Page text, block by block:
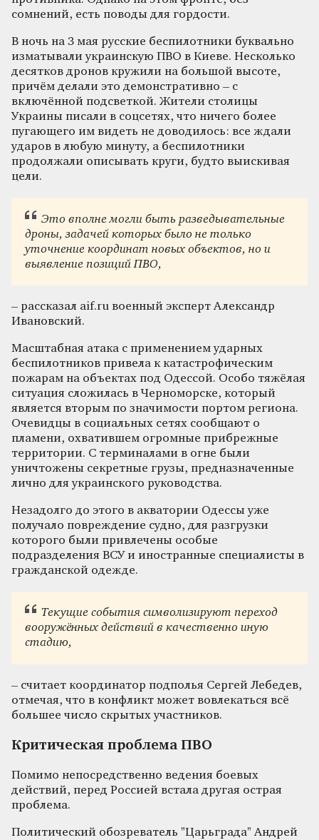
сомнений, есть поводы для гордости.
В ночь на 3 мая русские беспилотники буквально
изматывали украинскую ПВО в Киеве. Несколько
десятков дронов кружили на большой высоте,
причём делали это демонстративно – с
включённой подсветкой. Жители столицы
Украины писали в соцсетях, что ничего более
пугающего им видеть не доводилось: все ждали
ударов в любую минуту, а беспилотники
продолжали описывать круги, будто выискивая
цели.
Это вполне могли быть разведывательные
дроны, задачей которых было не только
уточнение координат новых объектов, но и
выявление позиций ПВО,
– рассказал aif.ru военный эксперт Александр
Ивановский.
Масштабная атака с применением ударных
беспилотников привела к катастрофическим
пожарам на объектах под Одессой. Особо тяжёлая
ситуация сложилась в Черноморске, который
является вторым по значимости портом региона.
Очевидцы в социальных сетях сообщают о
пламени, охватившем огромные прибрежные
территории. С терминалами в огне были
уничтожены секретные грузы, предназначенные
лично для украинского руководства.
Незадолго до этого в акватории Одессы уже
получало повреждение судно, для разгрузки
которого были привлечены особые
подразделения ВСУ и иностранные специалисты в
гражданской одежде.
Текущие события символизируют переход
вооружённых действий в качественно иную
стадию,
– считает координатор подполья Сергей Лебедев,
отмечая, что в конфликт может вовлекаться всё
большее число скрытых участников.
Критическая проблема ПВО
Помимо непосредственно ведения боевых
действий, перед Россией встала другая острая
проблема.
Политический обозреватель "Царьграда" Андрей